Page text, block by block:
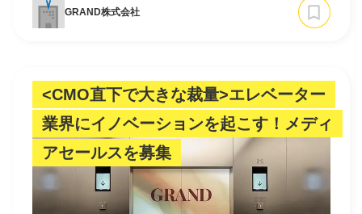
GRAND株式会社
<CMO直下で大きな裁量>エレベーター
業界にイノベーションを起こす！メディ
アセールスを募集